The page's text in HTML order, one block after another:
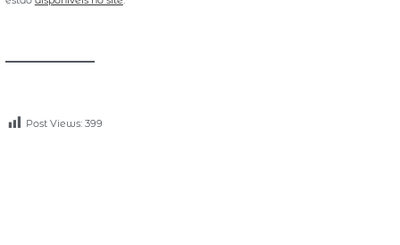
Post Views: 399